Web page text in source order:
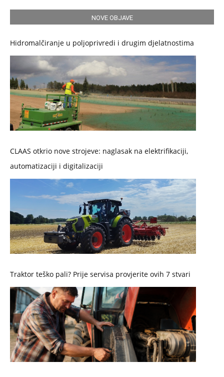
NOVE OBJAVE
Hidromalčiranje u poljoprivredi i drugim djelatnostima
CLAAS otkrio nove strojeve: naglasak na elektrifikaciji,
automatizaciji i digitalizaciji
Traktor teško pali? Prije servisa provjerite ovih 7 stvari